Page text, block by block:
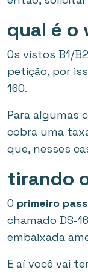
qual é o
Os vistos B1/
petição, por
160.
Para algumas
cobra uma
que, nesses
tirando
O primeiro
chamado DS-
embaixada
E aí você vai